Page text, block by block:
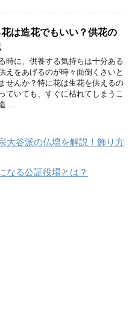
は造花でもいい？供花の
時に、供養する気持ちは十分ある
えをあげるのが時々面倒くさいと
せんか？特に花は生花を供えるの
ていても、すぐに枯れてしまうこ
…
大谷派の仏壇を解説！飾り方
なる公証役場とは？